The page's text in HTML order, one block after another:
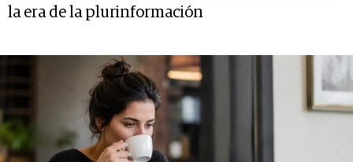
la era de la plurinformación